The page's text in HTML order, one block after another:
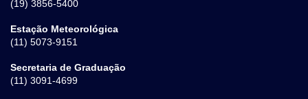
(19) 3856-5400
Estação Meteorológica
(11) 5073-9151
Secretaria de Graduação
(11) 3091-4699